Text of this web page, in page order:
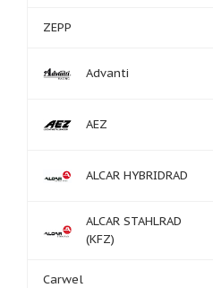
ZEPP
Advanti
AEZ
ALCAR HYBRIDRAD
ALCAR STAHLRAD
(KFZ)
Carwel